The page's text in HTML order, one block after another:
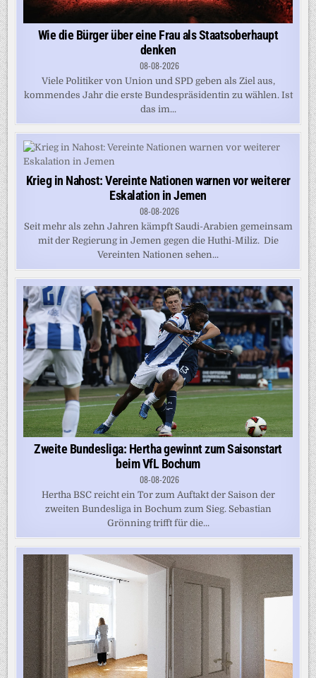
Wie die Bürger über eine Frau als Staatsoberhaupt
denken
08-08-2026
Viele Politiker von Union und SPD geben als Ziel aus,
kommendes Jahr die erste Bundespräsidentin zu wählen. Ist
das im...
Krieg in Nahost: Vereinte Nationen warnen vor weiterer
Eskalation in Jemen
08-08-2026
Seit mehr als zehn Jahren kämpft Saudi-Arabien gemeinsam
mit der Regierung in Jemen gegen die Huthi-Miliz. Die
Vereinten Nationen sehen...
Zweite Bundesliga: Hertha gewinnt zum Saisonstart
beim VfL Bochum
08-08-2026
Hertha BSC reicht ein Tor zum Auftakt der Saison der
zweiten Bundesliga in Bochum zum Sieg. Sebastian
Grönning trifft für die...